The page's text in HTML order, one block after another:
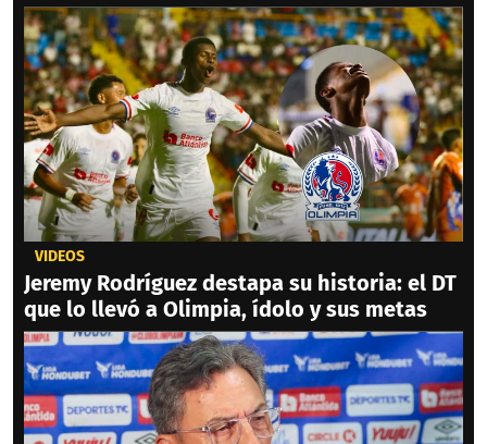
VIDEOS
Jeremy Rodríguez destapa su historia: el DT
que lo llevó a Olimpia, ídolo y sus metas